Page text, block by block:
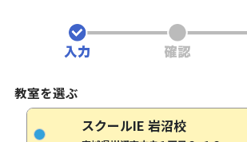
教室を選ぶ
スクールIE 岩沼校